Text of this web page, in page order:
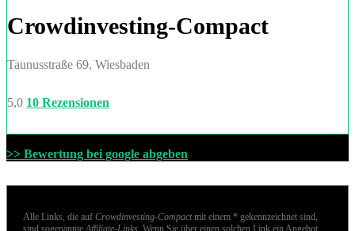
Crowdinvesting-Compact
Taunusstraße 69, Wiesbaden
5,0 10 Rezensionen
>> Bewertung bei google abgeben
Alle Links, die auf Crowdinvesting-Compactmit einem * gekennzeichnet sind,
sind sogenannteAffiliate-Links. Wenn Sie über einen solchen Link ein Angebot